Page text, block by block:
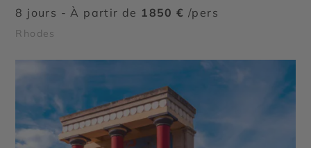
8 jours - À partir de 1850 € /pers
Rhodes